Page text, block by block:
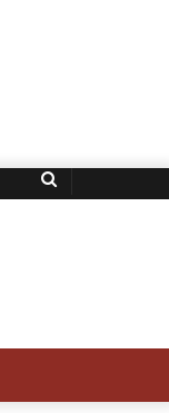
Search
for